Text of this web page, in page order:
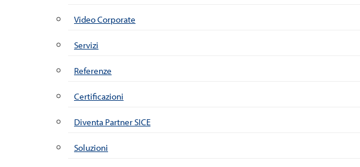
Video Corporate
Servizi
Referenze
Certificazioni
Diventa Partner SICE
Soluzioni